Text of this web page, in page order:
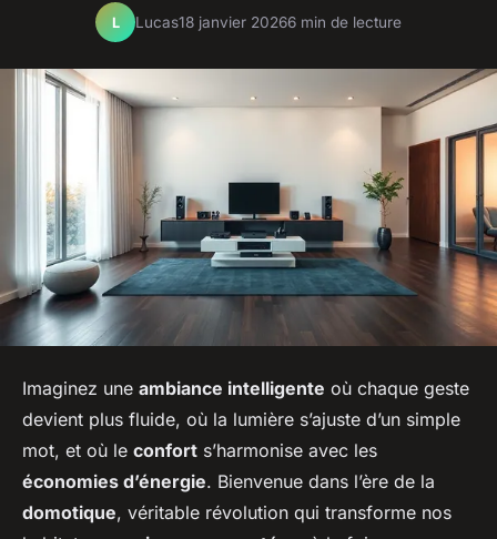
L Lucas18 janvier 20266 min de lecture
Imaginez une ambiance intelligente où chaque geste
devient plus fluide, où la lumière s’ajuste d’un simple
mot, et où le confort s’harmonise avec les
économies d’énergie. Bienvenue dans l’ère de la
domotique, véritable révolution qui transforme nos